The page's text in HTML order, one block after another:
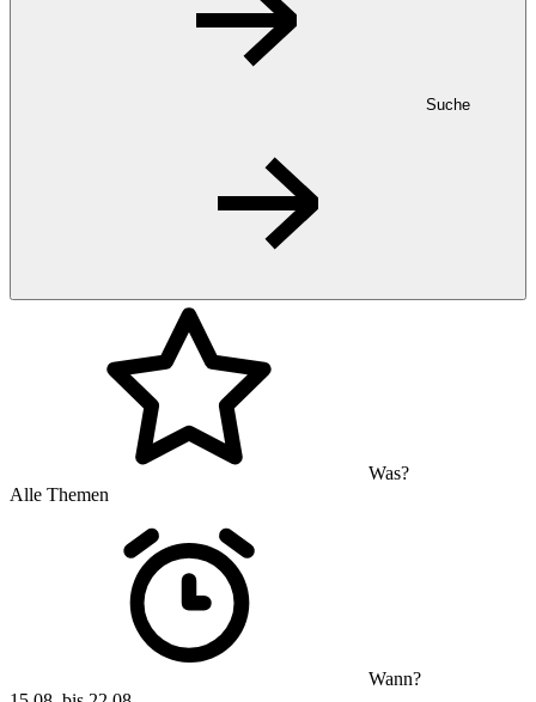
Suche
Was?
Alle Themen
Wann?